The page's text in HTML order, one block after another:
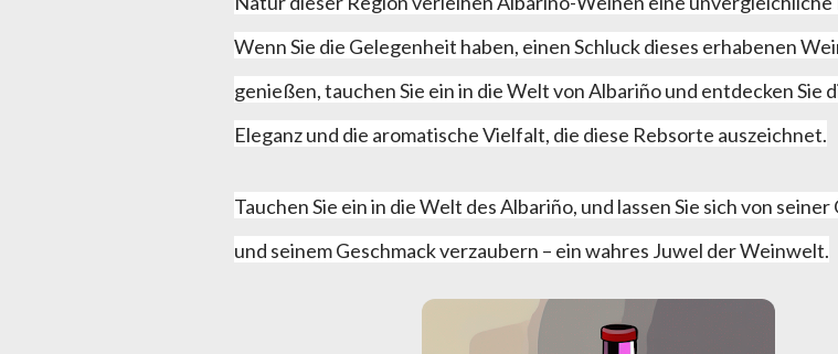
Wenn Sie die Gelegenheit haben, einen Schluck dieses erhabenen
genießen, tauchen Sie ein in die Welt von Albariño und entdecken Sie
Eleganz und die aromatische Vielfalt, die diese Rebsorte auszeichnet.
Tauchen Sie ein in die Welt des Albariño, und lassen Sie sich von
und seinem Geschmack verzaubern – ein wahres Juwel der Weinwelt.